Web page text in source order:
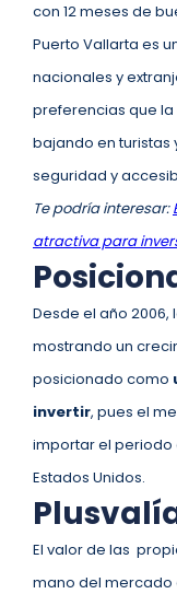
con 12 meses de
Puerto Vallarta es
nacionales y
preferencias que la
bajando en turistas
seguridad y
Te podría interesar:
atractiva para
Desde el año 2006,
mostrando un
posicionado como
invertir, pues el
importar el periodo
Estados Unidos.
El valor de las
mano del mercado